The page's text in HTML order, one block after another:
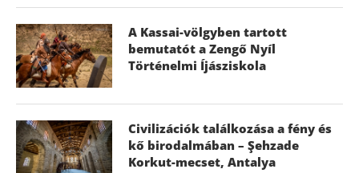
A Kassai-völgyben tartott
bemutatót a Zengő Nyíl
Történelmi Íjásziskola
Civilizációk találkozása a fény és
kő birodalmában – Şehzade
Korkut-mecset, Antalya